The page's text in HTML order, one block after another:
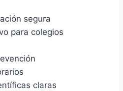
segura
para colegios
claras